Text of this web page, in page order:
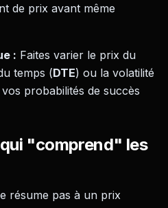
de prix avant même
: Faites varier le prix du
temps (DTE) ou la volatilité
probabilités de succès
"comprend" les
résume pas à un prix